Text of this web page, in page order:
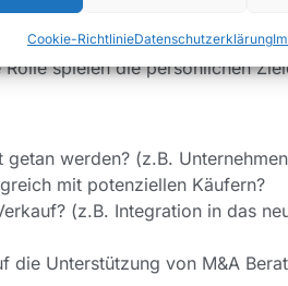
Cookie-RichtlinieDatenschutzerklärung
ein Startup reif für den Exit?
und
spielen die persönlichen
getan werden? (z.B.
mit potenziellen Käufern?
(z.B. Integration in das
die Unterstützung von M&A